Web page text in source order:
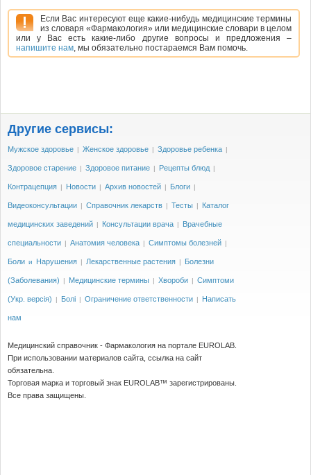
Если Вас интересуют еще какие-нибудь медицинские термины
из словаря «Фармакология» или медицинские словари в целом
или у Вас есть какие-либо другие вопросы и предложения –
напишите нам, мы обязательно постараемся Вам помочь.
Другие сервисы:
Мужское здоровье | Женское здоровье | Здоровье ребенка |
Здоровое старение | Здоровое питание | Рецепты блюд |
Контрацепция | Новости | Архив новостей | Блоги |
Видеоконсультации | Справочник лекарств | Тесты | Каталог
медицинских заведений | Консультации врача | Врачебные
специальности | Анатомия человека | Симптомы болезней |
Боли и Нарушения | Лекарственные растения | Болезни
(Заболевания) | Медицинские термины | Хвороби | Симптоми
(Укр. версія) | Болі | Ограничение ответственности | Написать
нам
Медицинский справочник - Фармакология на портале EUROLAB.
При использовании материалов сайта, ссылка на сайт
обязательна.
Торговая марка и торговый знак EUROLAB™ зарегистрированы.
Все права защищены.